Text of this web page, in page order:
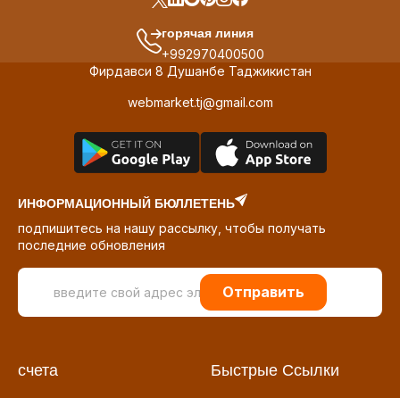
горячая линия
+992970400500
Фирдавси 8 Душанбе Таджикистан
webmarket.tj@gmail.com
ИНФОРМАЦИОННЫЙ БЮЛЛЕТЕНЬ
подпишитесь на нашу рассылку, чтобы получать
последние обновления
Отправить
счета Быстрые Ссылки